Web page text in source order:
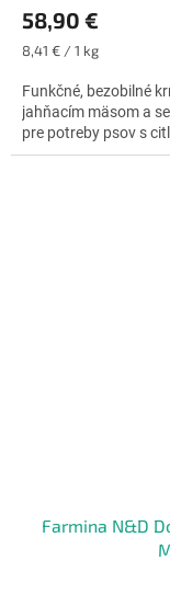
produktu
je
5,0
z
5
hviezdičiek.
58,90 €
Jednotková
8,41 € / 1 kg
Funkčné, bezobilné
jahňacím mäsom a
pre potreby psov s
Farmina N&D